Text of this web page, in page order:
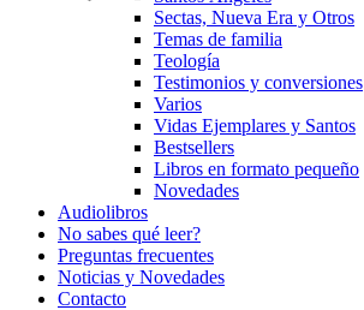
Sectas, Nueva Era y Otros
Temas de familia
Teología
Testimonios y conversiones
Varios
Vidas Ejemplares y Santos
Bestsellers
Libros en formato pequeño
Novedades
Audiolibros
No sabes qué leer?
Preguntas frecuentes
Noticias y Novedades
Contacto